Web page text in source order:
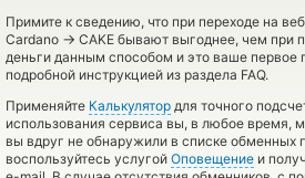
Примите к сведению, что при переходе на
Cardano → CAKE бывают выгоднее, чем при
деньги данным способом и это ваше первое
подробной инструкцией из раздела FAQ.
Применяйте Калькулятор для точного
использования сервиса вы, в любое время,
вы вдруг не обнаружили в списке обменных
воспользуйтесь услугой Оповещение и